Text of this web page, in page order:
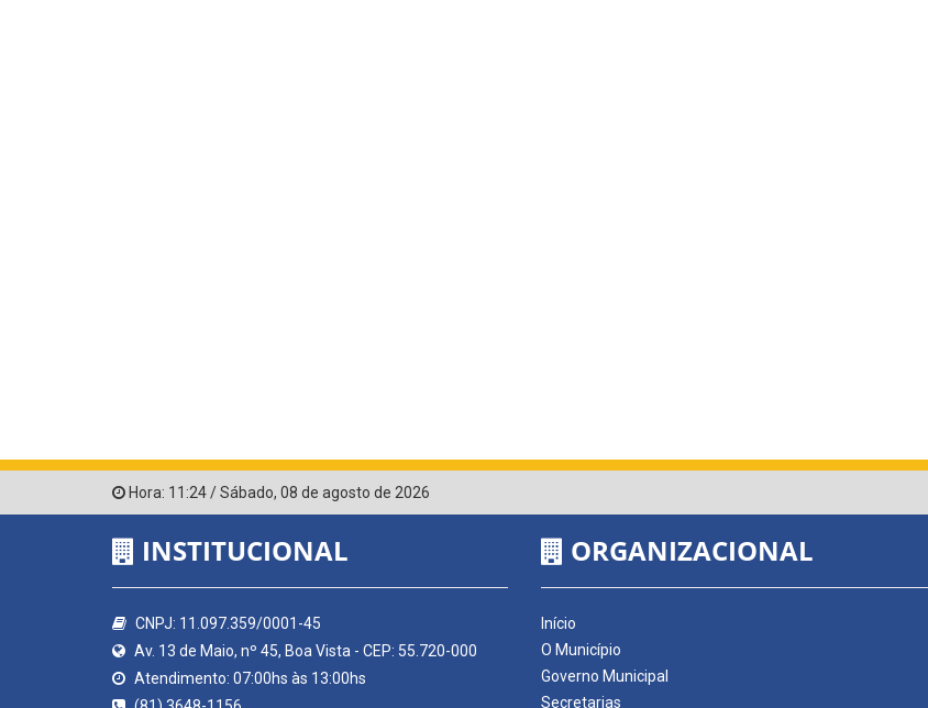
Hora: 11:24/Sábado, 08 de agosto de 2026
INSTITUCIONAL
CNPJ: 11.097.359/0001-45
Av. 13 de Maio, nº 45, Boa Vista - CEP: 55.720-000
Atendimento: 07:00hs às 13:00hs
ORGANIZACIONAL
Início
O Município
Governo Municipal
Secretarias